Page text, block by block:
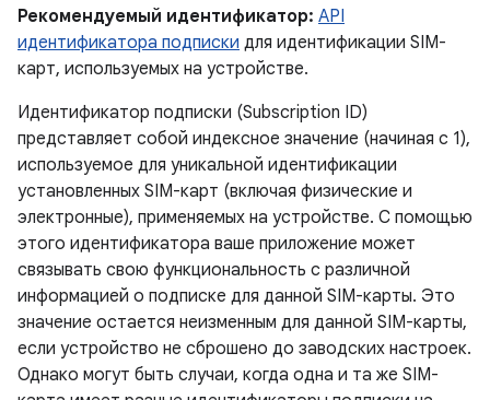
Рекомендуемый идентификатор: API
идентификатора подписки для идентификации SIM-
карт, используемых на устройстве.
Идентификатор подписки (Subscription ID)
представляет собой индексное значение (начиная с 1),
используемое для уникальной идентификации
установленных SIM-карт (включая физические и
электронные), применяемых на устройстве. С помощью
этого идентификатора ваше приложение может
связывать свою функциональность с различной
информацией о подписке для данной SIM-карты. Это
значение остается неизменным для данной SIM-карты,
если устройство не сброшено до заводских настроек.
Однако могут быть случаи, когда одна и та же SIM-